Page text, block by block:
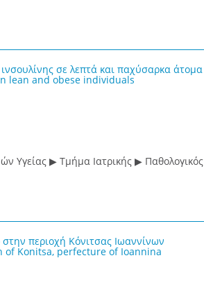
σε λεπτά και παχύσαρκα άτομα
lean and obese individuals
Υγείας ▶ Τμήμα Ιατρικής ▶ Παθολογικός
περιοχή Κόνιτσας Ιωαννίνων
Konitsa, perfecture of Ioannina